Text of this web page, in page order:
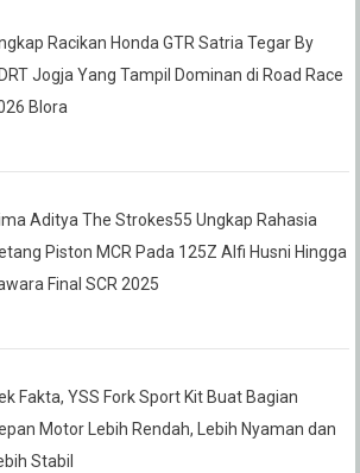
Racikan Honda GTR Satria Tegar By
Jogja Yang Tampil Dominan di Road Race
Blora
Aditya The Strokes55 Ungkap Rahasia
Piston MCR Pada 125Z Alfi Husni Hingga
Final SCR 2025
Fakta, YSS Fork Sport Kit Buat Bagian
Motor Lebih Rendah, Lebih Nyaman dan
Stabil